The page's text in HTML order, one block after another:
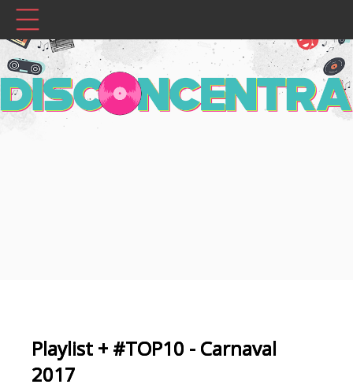
Playlist + #TOP10 - Carnaval
2017